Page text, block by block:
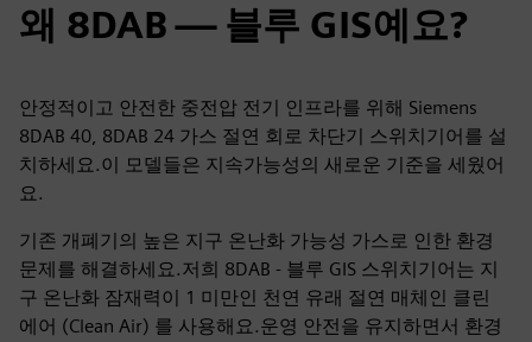
왜 8DAB — 블루 GIS예요?
안정적이고 안전한 중전압 전기 인프라를 위해 Siemens
8DAB 40, 8DAB 24 가스 절연 회로 차단기 스위치기어를 설
치하세요.이 모델들은 지속가능성의 새로운 기준을 세웠어
요.
기존 개폐기의 높은 지구 온난화 가능성 가스로 인한 환경
문제를 해결하세요.저희 8DAB - 블루 GIS 스위치기어는 지
구 온난화 잠재력이 1 미만인 천연 유래 절연 매체인 클린
에어 (Clean Air) 를 사용해요.운영 안전을 유지하면서 환경